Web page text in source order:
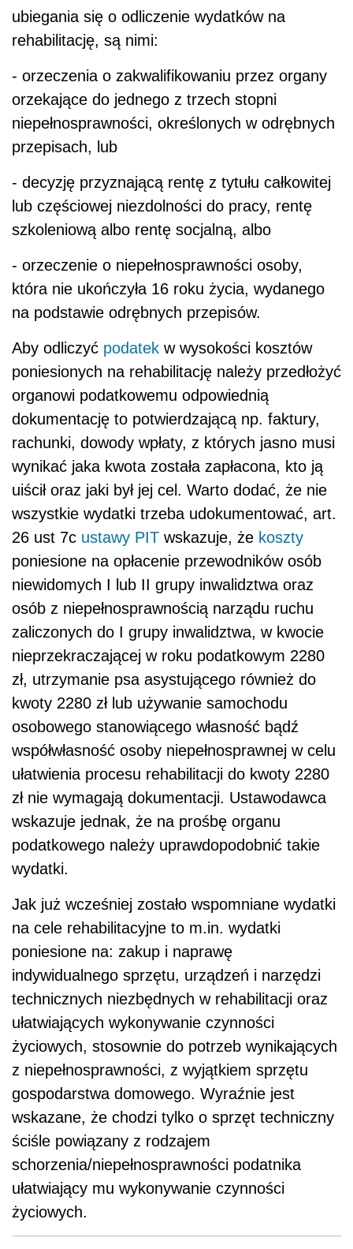
ubiegania się o odliczenie wydatków na
rehabilitację, są nimi:
- orzeczenia o zakwalifikowaniu przez organy
orzekające do jednego z trzech stopni
niepełnosprawności, określonych w odrębnych
przepisach, lub
- decyzję przyznającą rentę z tytułu całkowitej
lub częściowej niezdolności do pracy, rentę
szkoleniową albo rentę socjalną, albo
- orzeczenie o niepełnosprawności osoby,
która nie ukończyła 16 roku życia, wydanego
na podstawie odrębnych przepisów.
Aby odliczyć podatek w wysokości kosztów
poniesionych na rehabilitację należy przedłożyć
organowi podatkowemu odpowiednią
dokumentację to potwierdzającą np. faktury,
rachunki, dowody wpłaty, z których jasno musi
wynikać jaka kwota została zapłacona, kto ją
uiścił oraz jaki był jej cel. Warto dodać, że nie
wszystkie wydatki trzeba udokumentować, art.
26 ust 7c ustawy PIT wskazuje, że koszty
poniesione na opłacenie przewodników osób
niewidomych I lub II grupy inwalidztwa oraz
osób z niepełnosprawnością narządu ruchu
zaliczonych do I grupy inwalidztwa, w kwocie
nieprzekraczającej w roku podatkowym 2280
zł, utrzymanie psa asystującego również do
kwoty 2280 zł lub używanie samochodu
osobowego stanowiącego własność bądź
współwłasność osoby niepełnosprawnej w celu
ułatwienia procesu rehabilitacji do kwoty 2280
zł nie wymagają dokumentacji. Ustawodawca
wskazuje jednak, że na prośbę organu
podatkowego należy uprawdopodobnić takie
wydatki.
Jak już wcześniej zostało wspomniane wydatki
na cele rehabilitacyjne to m.in. wydatki
poniesione na: zakup i naprawę
indywidualnego sprzętu, urządzeń i narzędzi
technicznych niezbędnych w rehabilitacji oraz
ułatwiających wykonywanie czynności
życiowych, stosownie do potrzeb wynikających
z niepełnosprawności, z wyjątkiem sprzętu
gospodarstwa domowego. Wyraźnie jest
wskazane, że chodzi tylko o sprzęt techniczny
ściśle powiązany z rodzajem
schorzenia/niepełnosprawności podatnika
ułatwiający mu wykonywanie czynności
życiowych.